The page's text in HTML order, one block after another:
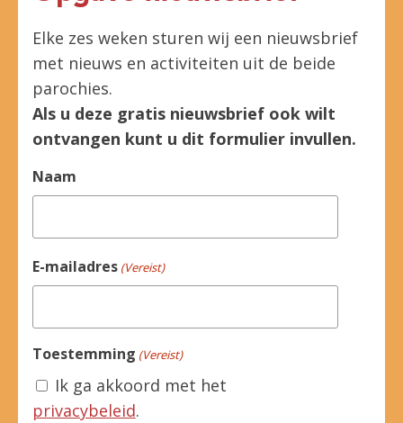
Elke zes weken sturen wij een nieuwsbrief
met nieuws en activiteiten uit de beide
parochies.
Als u deze gratis nieuwsbrief ook wilt
ontvangen kunt u dit formulier invullen.
Naam
E-mailadres (Vereist)
Toestemming (Vereist)
Ik ga akkoord met het
privacybeleid.